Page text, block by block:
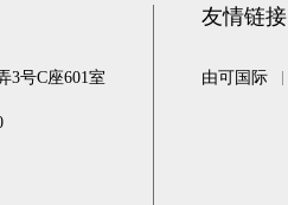
3号C座601室
友情链接
由可国际